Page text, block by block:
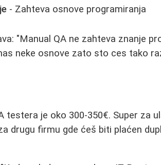
- Zahteva osnove programiranja
"Manual QA ne zahteva znanje
neke osnove zato sto ces tako
testera je oko 300-350€. Super za
drugu firmu gde ćeš biti plaćen